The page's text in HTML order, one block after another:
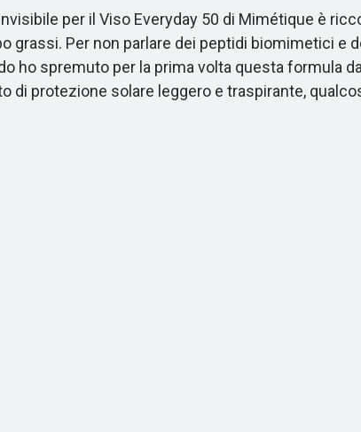
per il Viso Everyday 50 di Mimétique è
grassi. Per non parlare dei peptidi biomimetici e
ho spremuto per la prima volta questa formula
di protezione solare leggero e traspirante,